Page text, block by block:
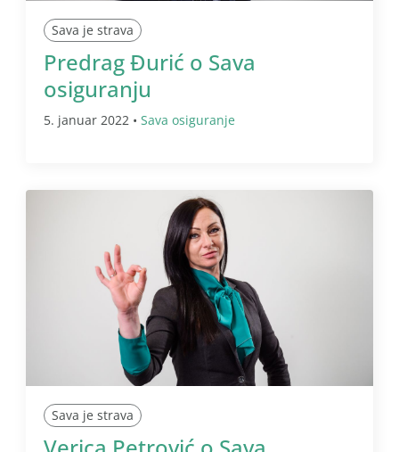
Sava je strava
Predrag Đurić o Sava
osiguranju
5. januar 2022 • Sava osiguranje
Sava je strava